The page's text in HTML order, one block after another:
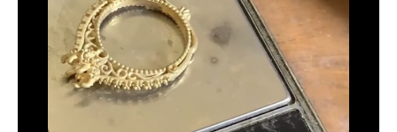
34 estándar